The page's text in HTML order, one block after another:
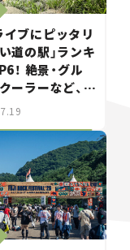
イブにピッタリ
道の駅」ランキ
！ 絶景・グル
ーラーなど、避
めのスポット
イド】vol.15